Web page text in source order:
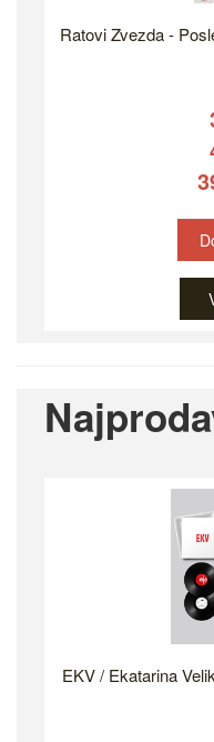
Ratovi Zvezda -
EKV / Ekatarina